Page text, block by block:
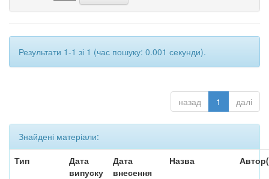
Результати 1-1 зі 1 (час пошуку: 0.001 секунди).
назад 1 далі
Знайдені матеріали:
Тип
Дата
випуску
Дата
внесення
Назва